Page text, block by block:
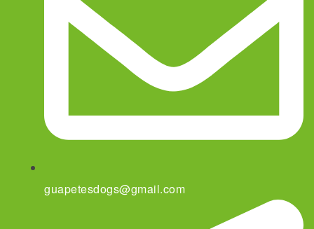
guapetesdogs@gmail.com